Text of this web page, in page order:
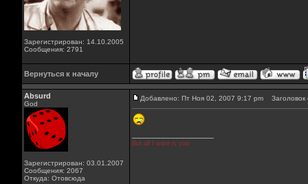
Зарегистрирован: 14.10.2005
Сообщения: 2791
Вернуться к началу
Absurd
God
Зарегистрирован: 03.01.2007
Сообщения: 2067
Откуда: Отовсюда
Добавлено: Пт Ноя 02, 2007 9:17 pm Заголовок
But all I want is you